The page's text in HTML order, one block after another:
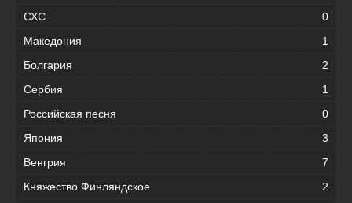
СХС
0
Македония
1
Болгария
2
Сербия
1
Российская песня
0
Япония
3
Венгрия
7
Княжество Финляндское
2